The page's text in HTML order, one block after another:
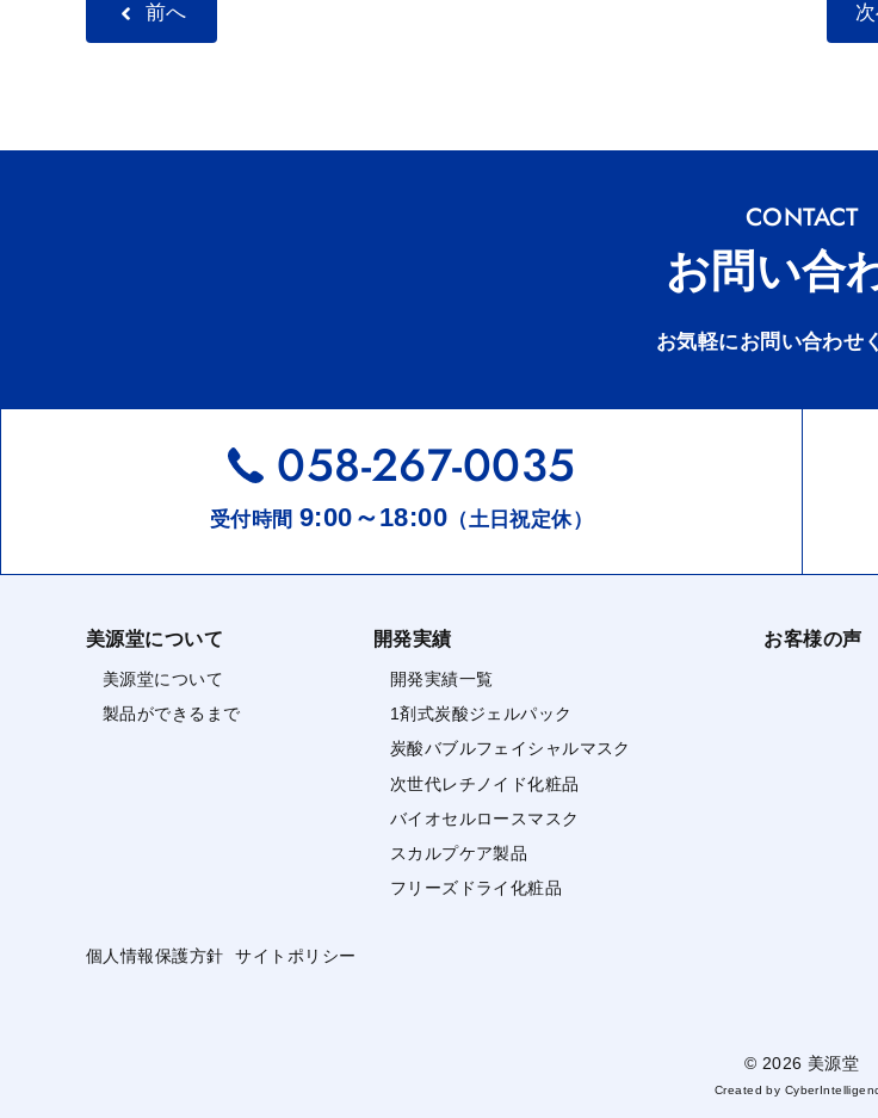
ー
前へ
CONTACT
お問い合
お気軽にお問い合わせ
058-267-0035
受付時間 9:00～18:00 （土日祝定休）
美源堂について
美源堂について
製品ができるまで
開発実績
開発実績一覧
1剤式炭酸ジェルパック
炭酸バブルフェイシャルマスク
次世代レチノイド化粧品
バイオセルロースマスク
スカルプケア製品
フリーズドライ化粧品
お客様の声
個人情報保護方針 サイトポリシー
© 2026 美源堂
Created by